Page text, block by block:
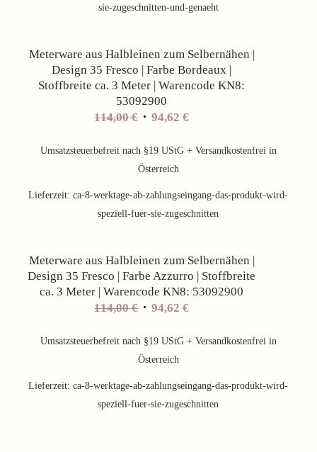
sie-zugeschnitten-und-genaeht
Meterware aus Halbleinen zum Selbernähen |
Design 35 Fresco | Farbe Bordeaux |
Stoffbreite ca. 3 Meter | Warencode KN8:
53092900
114,00€ Ursprünglicher
war:
114,00 €
94,62€Aktueller
ist:
Umsatzsteuerbefreit nach §19 UStG + Versandkostenfrei in
Österreich
Lieferzeit:ca-8-werktage-ab-zahlungseingang-das-produkt-wird-
speziell-fuer-sie-zugeschnitten
Meterware aus Halbleinen zum Selbernähen |
Design 35 Fresco | Farbe Azzurro | Stoffbreite
ca. 3 Meter | Warencode KN8: 53092900
114,00€ Ursprünglicher
war:
114,00 €
94,62€Aktueller
ist:
Umsatzsteuerbefreit nach §19 UStG + Versandkostenfrei in
Österreich
Lieferzeit:ca-8-werktage-ab-zahlungseingang-das-produkt-wird-
speziell-fuer-sie-zugeschnitten